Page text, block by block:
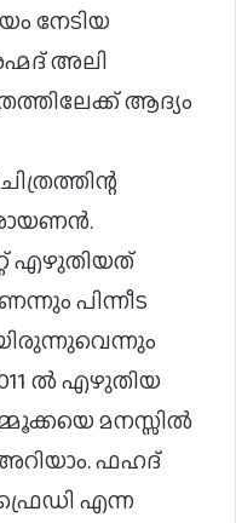
നേടിയ
അലി
ആദ്യം
എഴുതിയത്
പിന്നീട
ൽ എഴുതിയ
മനസ്സിൽ
ഫഹദ്
എന്ന